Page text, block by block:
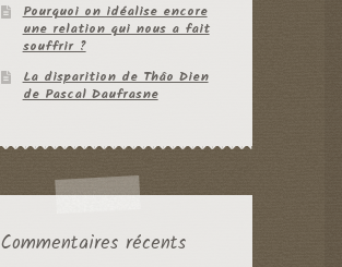
Pourquoi on idéalise encore
une relation qui nous a fait
souffrir ?
La disparition de Thâo Dien
de Pascal Daufrasne
Commentaires récents